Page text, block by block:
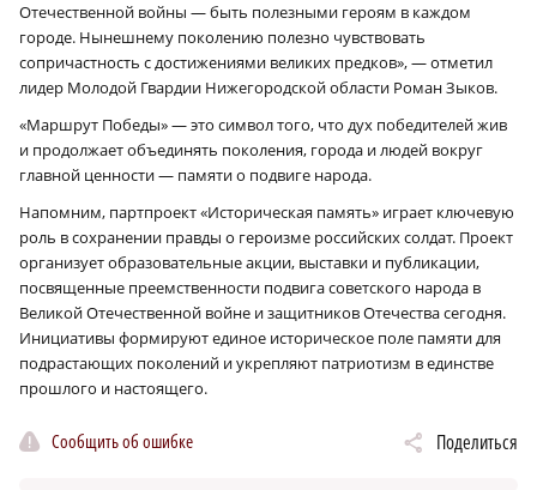
Отечественной войны — быть полезными героям в каждом
городе. Нынешнему поколению полезно чувствовать
сопричастность с достижениями великих предков», — отметил
лидер Молодой Гвардии Нижегородской области Роман Зыков.
«Маршрут Победы» — это символ того, что дух победителей жив
и продолжает объединять поколения, города и людей вокруг
главной ценности — памяти о подвиге народа.
Напомним, партпроект «Историческая память» играет ключевую
роль в сохранении правды о героизме российских солдат. Проект
организует образовательные акции, выставки и публикации,
посвященные преемственности подвига советского народа в
Великой Отечественной войне и защитников Отечества сегодня.
Инициативы формируют единое историческое поле памяти для
подрастающих поколений и укрепляют патриотизм в единстве
прошлого и настоящего.
Сообщить об ошибке Поделиться